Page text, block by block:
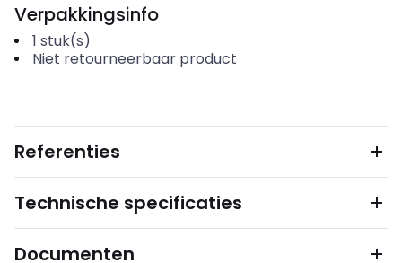
Verpakkingsinfo
1 stuk(s)
Niet retourneerbaar product
Referenties
Technische specificaties
Documenten